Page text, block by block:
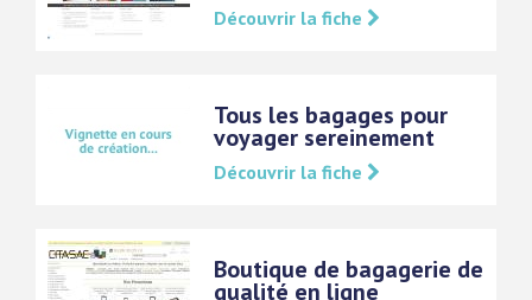
Découvrir la fiche
Tous les bagages pour
voyager sereinement
Découvrir la fiche
Boutique de bagagerie de
qualité en ligne